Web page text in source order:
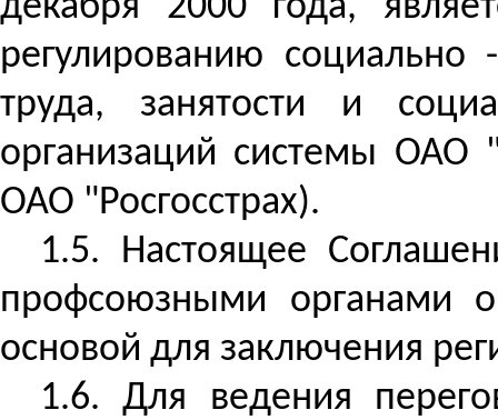
регулированию
труда, занятости и
организаций системы ОАО
ОАО "Росгосстрах).
1.5. Настоящее
профсоюзными органами
основой для заключения
1.6. Для ведения